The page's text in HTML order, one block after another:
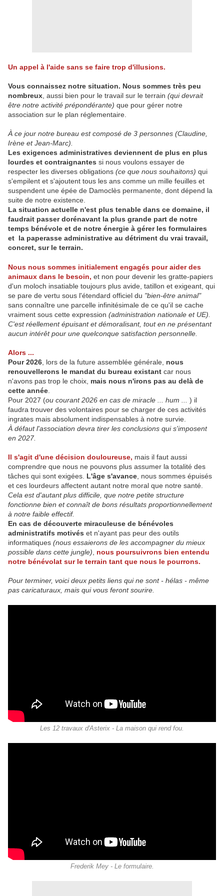
Un appel à l'aide sans se faire trop d'illusions.
Vous connaissez notre situation. Nous sommes très peu
nombreux , aussi bien pour le travail sur le terrain (qui devrait
être notre activité prépondérante) que pour gérer notre
association sur le plan réglementaire.
À ce jour notre bureau est composé de 3 personnes (Claudine,
Irène et Jean-Marc).
Les exigences administratives deviennent de plus en plus
lourdes et contraignantes si nous voulons essayer de
respecter les diverses obligations (ce que nous souhaitons) qui
s'empilent et s'ajoutent tous les ans comme un mille feuilles et
suspendent une épée de Damoclès permanente, dont dépend la
suite de notre existence.
La situation actuelle n'est plus tenable dans ce domaine, il
faudrait passer dorénavant la plus grande part de notre
temps bénévole et de notre énergie à gérer les formulaires
et la paperasse administrative au détriment du vrai travail,
concret, sur le terrain.
Nous nous sommes initialement engagés pour aider des
animaux dans le besoin, et non pour devenir les gratte-papiers
d'un moloch insatiable toujours plus avide, tatillon et exigeant, qui
se pare de vertu sous l'étendard officiel du "bien-être animal"
sans connaître une parcelle infinitésimale de ce qu'il se cache
vraiment sous cette expression (administration nationale et UE).
C'est réellement épuisant et démoralisant, tout en ne présentant
aucun intérêt pour une quelconque satisfaction personnelle.
Alors ...
Pour 2026 , lors de la future assemblée générale, nous
renouvellerons le mandat du bureau existant car nous
n'avons pas trop le choix, mais nous n'irons pas au delà de
cette année
Pour 2027 (ou courant 2026 en cas de miracle ... hum ... ) il
faudra trouver des volontaires pour se charger de ces activités
ingrates mais absolument indispensables à notre survie.
À défaut l'association devra tirer les conclusions qui s'imposent
en 2027.
Il s'agit d'une décision douloureuse, mais il faut aussi
comprendre que nous ne pouvons plus assumer la totalité des
tâches qui sont exigées. L'âge s'avance , nous sommes épuisés
et ces lourdeurs affectent autant notre moral que notre santé.
Cela est d'autant plus difficile, que notre petite structure
fonctionne bien et connaît de bons résultats proportionnellement
à notre faible effectif.
En cas de découverte miraculeuse de bénévoles
administratifs motivés et n'ayant pas peur des outils
informatiques (nous essaierons de les accompagner du mieux
possible dans cette jungle)
nous poursuivrons bien entendu
notre bénévolat sur le terrain tant que nous le pourrons.
Pour terminer, voici deux petits liens qui ne sont - hélas - même
pas caricaturaux, mais qui vous feront sourire.
Les 12 travaux d'Asterix - La maison qui rend fou.
Frederik Mey - Le formulaire.